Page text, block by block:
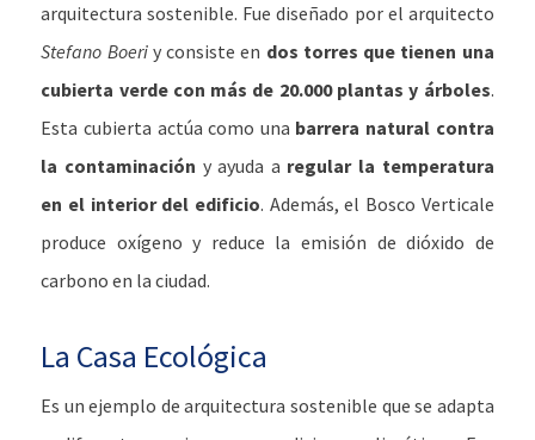
arquitectura sostenible. Fue diseñado por el arquitecto
Stefano Boeriy consiste en dos torres que tienen una
cubierta verde con más de 20.000 plantas y árboles.
Esta cubierta actúa como una barrera natural contra
la contaminación y ayuda a regular la temperatura
en el interior del edificio. Además, el Bosco Verticale
produce oxígeno y reduce la emisión de dióxido de
carbono en la ciudad.
La Casa Ecológica
Es un ejemplo de arquitectura sostenible que se adapta